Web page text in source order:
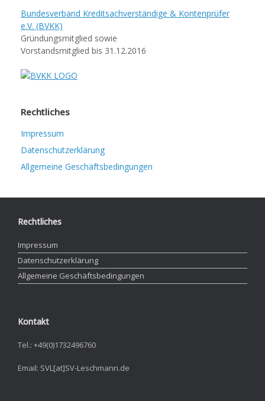
Bundesverband Kreditsachverständige & Kontenprüfer
e.V. (BVKK)
Gründungsmitglied sowie
Vorstandsmitglied bis 31.12.2016
Rechtliches
Impressum
Datenschutzerklärung
Allgemeine Geschäftsbedingungen
Rechtliches
Impressum
Datenschutzerklärung
Allgemeine Geschäftsbedingungen
Kontakt
Tel.: +49(0)1732496760
Email: SVL[at]SV-Leschmann.de